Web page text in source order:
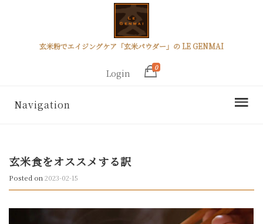
玄米粉でエイジングケア「玄米パウダー」の LE GENMAI
Login
0
Navigation
玄米食をオススメする訳
Posted on2023-02-15